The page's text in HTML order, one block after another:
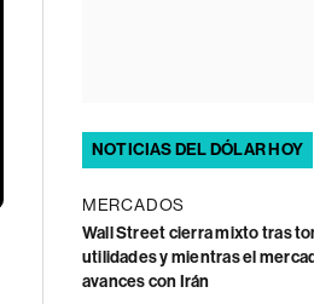
NOTICIAS DEL DÓLAR HOY
MERCADOS
Wall Street cierra mixto tras
utilidades y mientras el
avances con Irán